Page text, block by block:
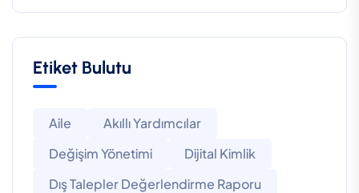
Etiket Bulutu
Aile
Akıllı Yardımcılar
Değişim Yönetimi
Dijital Kimlik
Dış Talepler Değerlendirme Raporu